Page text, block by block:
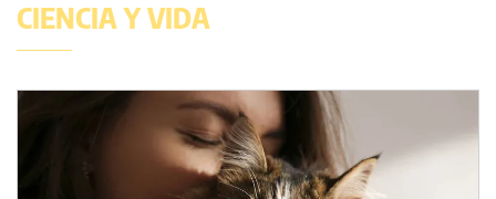
CIENCIA Y VIDA